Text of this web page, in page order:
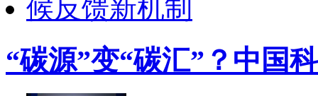
“碳源”变“碳汇”？中国